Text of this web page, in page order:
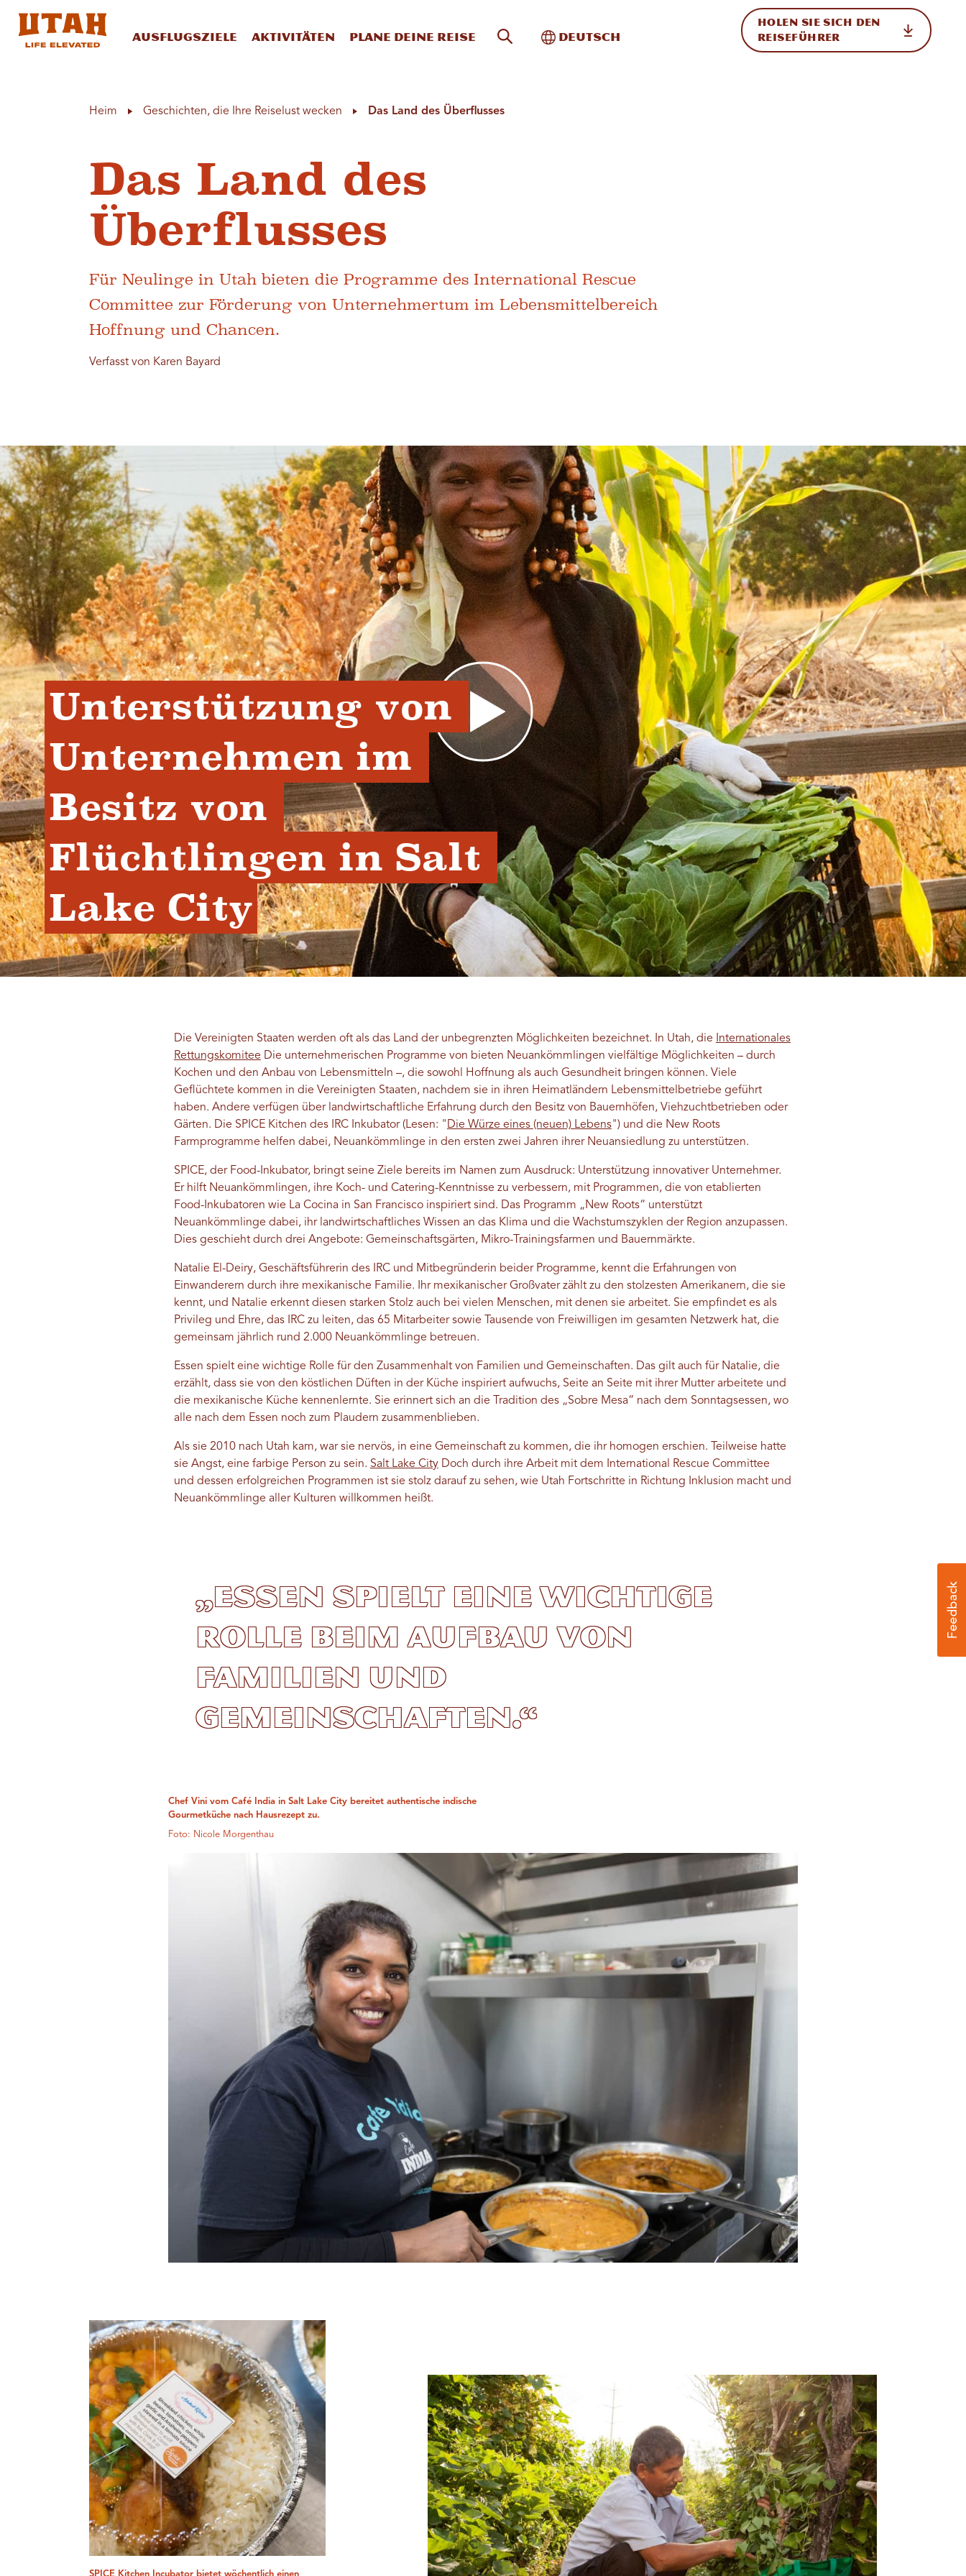
Ausflugsziele Aktivitäten Plane deine Reise Website-Suche
Toggle International
Deutsch
HOLEN SIE SICH DEN
REISEFÜHRER
Heim Geschichten, die Ihre Reiselust wecken Das Land des Überflusses
Das Land des
Überflusses
Für Neulinge in Utah bieten die Programme des International Rescue
Committee zur Förderung von Unternehmertum im Lebensmittelbereich
Hoffnung und Chancen.
Verfasst von Karen Bayard
Unterstützung von
Unternehmen im
Besitz von
Flüchtlingen in Salt
Lake City
Die Vereinigten Staaten werden oft als das Land der unbegrenzten Möglichkeiten bezeichnet. In Utah, die
Internationales
Rettungskomitee Die unternehmerischen Programme von bieten Neuankömmlingen vielfältige Möglichkeiten – durch
Kochen und den Anbau von Lebensmitteln –, die sowohl Hoffnung als auch Gesundheit bringen können. Viele
Geflüchtete kommen in die Vereinigten Staaten, nachdem sie in ihren Heimatländern Lebensmittelbetriebe geführt
haben. Andere verfügen über landwirtschaftliche Erfahrung durch den Besitz von Bauernhöfen, Viehzuchtbetrieben oder
Gärten. Die SPICE Kitchen des IRC Inkubator(Lesen: " Die Würze eines (neuen) Lebens") und die New Roots
Farmprogramme helfen dabei, Neuankömmlinge in den ersten zwei Jahren ihrer Neuansiedlung zu unterstützen.
SPICE, der Food-Inkubator, bringt seine Ziele bereits im Namen zum Ausdruck: Unterstützung innovativer Unternehmer.
Er hilft Neuankömmlingen, ihre Koch- und Catering-Kenntnisse zu verbessern, mit Programmen, die von etablierten
Food-Inkubatoren wie La Cocina in San Francisco inspiriert sind. Das Programm „New Roots“ unterstützt
Neuankömmlinge dabei, ihr landwirtschaftliches Wissen an das Klima und die Wachstumszyklen der Region anzupassen.
Dies geschieht durch drei Angebote: Gemeinschaftsgärten, Mikro-Trainingsfarmen und Bauernmärkte.
Natalie El-Deiry, Geschäftsführerin des IRC und Mitbegründerin beider Programme, kennt die Erfahrungen von
Einwanderern durch ihre mexikanische Familie. Ihr mexikanischer Großvater zählt zu den stolzesten Amerikanern, die sie
kennt, und Natalie erkennt diesen starken Stolz auch bei vielen Menschen, mit denen sie arbeitet. Sie empfindet es als
Privileg und Ehre, das IRC zu leiten, das 65 Mitarbeiter sowie Tausende von Freiwilligen im gesamten Netzwerk hat, die
gemeinsam jährlich rund 2.000 Neuankömmlinge betreuen.
Essen spielt eine wichtige Rolle für den Zusammenhalt von Familien und Gemeinschaften. Das gilt auch für Natalie, die
erzählt, dass sie von den köstlichen Düften in der Küche inspiriert aufwuchs, Seite an Seite mit ihrer Mutter arbeitete und
die mexikanische Küche kennenlernte. Sie erinnert sich an die Tradition des „Sobre Mesa“ nach dem Sonntagsessen, wo
alle nach dem Essen noch zum Plaudern zusammenblieben.
Als sie 2010 nach Utah kam, war sie nervös, in eine Gemeinschaft zu kommen, die ihr homogen erschien. Teilweise hatte
sie Angst, eine farbige Person zu sein. Salt Lake CityDoch durch ihre Arbeit mit dem International Rescue Committee
und dessen erfolgreichen Programmen ist sie stolz darauf zu sehen, wie Utah Fortschritte in Richtung Inklusion macht und
Neuankömmlinge aller Kulturen willkommen heißt.
„Essen spielt eine wichtige
Rolle beim Aufbau von
Familien und
Gemeinschaften.“
Chef Vini vom Café India in Salt Lake City bereitet authentische indische
Gourmetküche nach Hausrezept zu.
Foto: Nicole Morgenthau